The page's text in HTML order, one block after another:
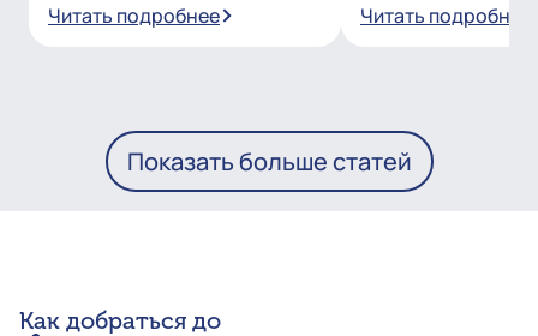
Читать подробнее Читать подробнее
Показать больше статей
Как добраться до